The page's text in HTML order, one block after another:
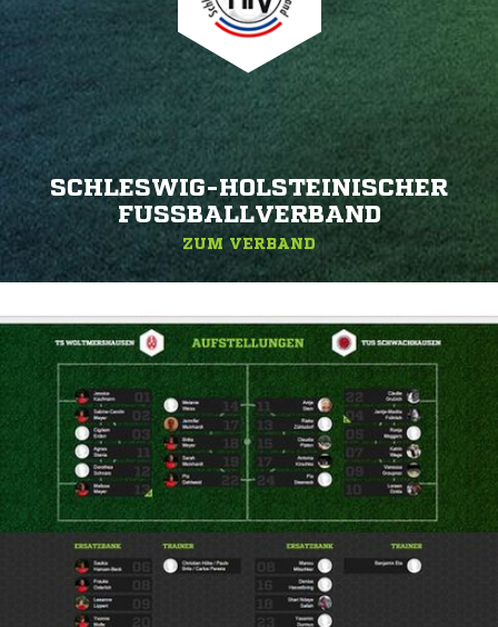
SCHLESWIG-HOLSTEINISCHER
FUSSBALLVERBAND
ZUM VERBAND